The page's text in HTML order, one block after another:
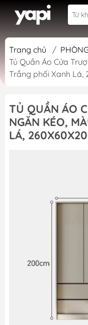
Trang chủ /
Tủ Quần Áo Cửa
Trắng phối Xanh Lá,
TỦ QUẦN ÁO
NGĂN KÉO,
LÁ,